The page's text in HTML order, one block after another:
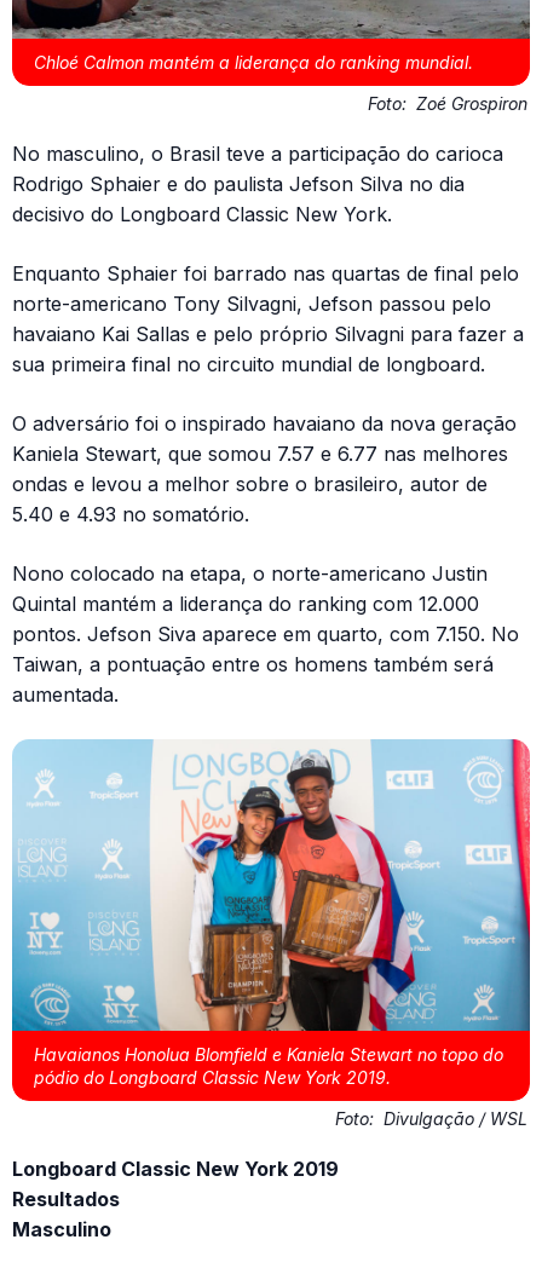
Chloé Calmon mantém a liderança do ranking mundial.
Foto: Zoé Grospiron
No masculino, o Brasil teve a participação do carioca
Rodrigo Sphaier e do paulista Jefson Silva no dia
decisivo do Longboard Classic New York.
Enquanto Sphaier foi barrado nas quartas de final pelo
norte-americano Tony Silvagni, Jefson passou pelo
havaiano Kai Sallas e pelo próprio Silvagni para fazer a
sua primeira final no circuito mundial de longboard.
O adversário foi o inspirado havaiano da nova geração
Kaniela Stewart, que somou 7.57 e 6.77 nas melhores
ondas e levou a melhor sobre o brasileiro, autor de
5.40 e 4.93 no somatório.
Nono colocado na etapa, o norte-americano Justin
Quintal mantém a liderança do ranking com 12.000
pontos. Jefson Siva aparece em quarto, com 7.150. No
Taiwan, a pontuação entre os homens também será
aumentada.
Havaianos Honolua Blomfield e Kaniela Stewart no topo do
pódio do Longboard Classic New York 2019.
Foto: Divulgação / WSL
Longboard Classic New York 2019
Resultados
Masculino